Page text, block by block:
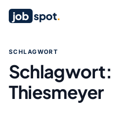
job spot.
SCHLAGWORT
Schlagwort:
Thiesmeyer